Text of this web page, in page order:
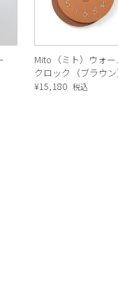
Mito（ミト）ウォ
クロック（ブラウン
¥15,180 税込